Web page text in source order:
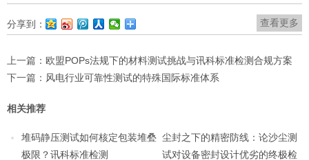
查看更多
分享到：
上一篇： 欧盟POPs法规下的材料测试挑战与讯科标准检测合规方案
下一篇： 风电行业可靠性测试的特殊国际标准体系
相关推荐
堆码静压测试如何核定包装堆叠
极限？讯科标准检测
尘封之下的精密防线：论沙尘测
试对设备密封设计优劣的终极检